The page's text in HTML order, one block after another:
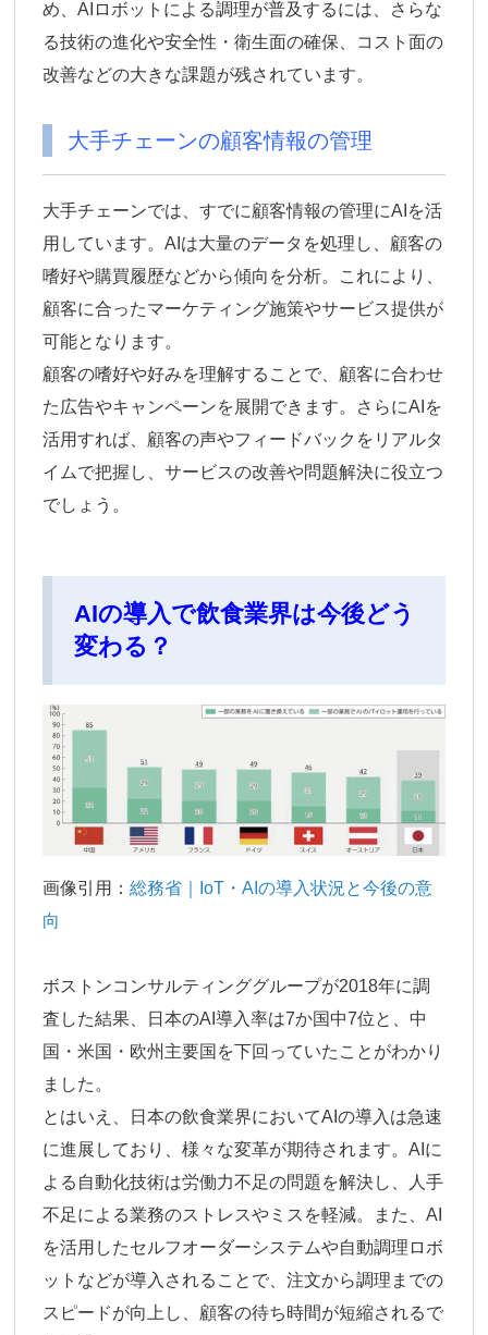
め、AIロボットによる調理が普及するには、さらな
る技術の進化や安全性・衛生面の確保、コスト面の
改善などの大きな課題が残されています。
大手チェーンの顧客情報の管理
大手チェーンでは、すでに顧客情報の管理にAIを活
用しています。AIは大量のデータを処理し、顧客の
嗜好や購買履歴などから傾向を分析。これにより、
顧客に合ったマーケティング施策やサービス提供が
可能となります。
顧客の嗜好や好みを理解することで、顧客に合わせ
た広告やキャンペーンを展開できます。さらにAIを
活用すれば、顧客の声やフィードバックをリアルタ
イムで把握し、サービスの改善や問題解決に役立つ
でしょう。
AIの導入で飲食業界は今後どう
変わる？
画像引用：総務省｜IoT・AIの導入状況と今後の意
向
ボストンコンサルティンググループが2018年に調
査した結果、
日本のAI導入率は7か国中7位と、中
国・米国・欧州主要国を下回っていた ことがわかり
ました。
とはいえ、日本の飲食業界においてAIの導入は急速
に進展しており、様々な変革が期待されます。AIに
よる自動化技術は労働力不足の問題を解決し、人手
不足による業務のストレスやミスを軽減。また、AI
を活用したセルフオーダーシステムや自動調理ロボ
ットなどが導入されることで、注文から調理までの
スピードが向上し、顧客の待ち時間が短縮されるで